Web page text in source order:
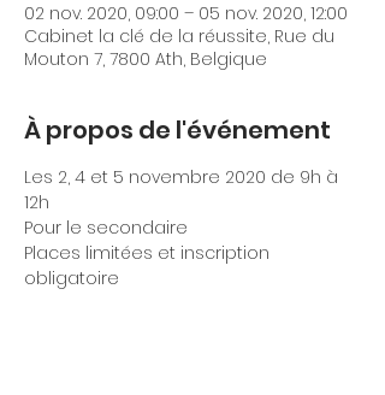
02 nov. 2020, 09:00 – 05 nov. 2020, 12:00
Cabinet la clé de la réussite, Rue du
Mouton 7, 7800 Ath, Belgique
À propos de l'événement
Les 2, 4 et 5 novembre 2020 de 9h à
12h
Pour le secondaire
Places limitées et inscription
obligatoire